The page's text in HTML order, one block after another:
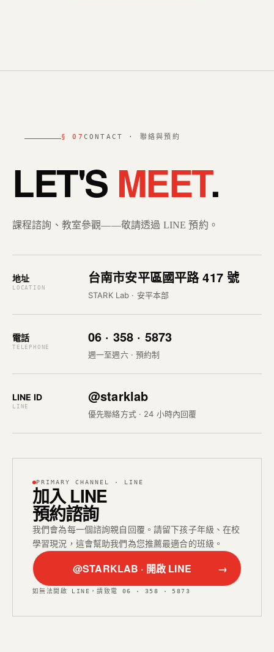
§ 07 CONTACT · 聯絡與預約
LET'S MEET.
課程諮詢、教室參觀——敬請透過 LINE 預約。
地址
LOCATION
台南市安平區國平路 417 號
STARK Lab · 安平本部
電話
TELEPHONE
06 · 358 · 5873
週一至週六 · 預約制
LINE ID
LINE
@starklab
優先聯絡方式 · 24 小時內回覆
PRIMARY CHANNEL · LINE
加入 LINE
預約諮詢
我們會為每一個諮詢親自回覆。請留下孩子年級、在校
學習現況，這會幫助我們為您推薦最適合的班級。
@STARKLAB · 開啟 LINE →
如無法開啟 LINE，請致電 06 · 358 · 5873